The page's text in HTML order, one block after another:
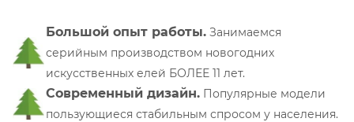
Большой опыт работы. Занимаемся
серийным производством новогодних
искусственных елей БОЛЕЕ 11 лет.
Современный дизайн. Популярные модели
пользующиеся стабильным спросом у населения.